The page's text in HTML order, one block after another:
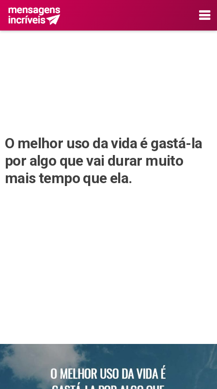
O melhor uso da vida é gastá-la
por algo que vai durar muito
mais tempo que ela.